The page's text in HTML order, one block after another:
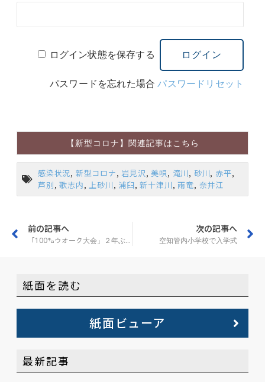
ログイン状態を保存する
パスワードを忘れた場合パスワードリセット
【新型コロナ】関連記事はこちら
感染状況, 新型コロナ, 岩見沢,美唄, 滝川, 砂川, 赤平,
芦別,歌志内, 上砂川, 浦臼,新十津川,雨竜, 奈井江
前の記事へ
「100㌔ウオーク大会」２年ぶり復活 赤平
次の記事へ
空知管内小学校で入学式
紙面を読む
紙面ビューア
最新記事